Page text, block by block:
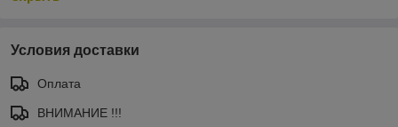
Условия доставки
Оплата
ВНИМАНИЕ !!!